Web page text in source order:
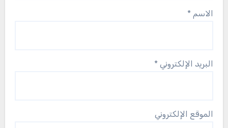
الاسم *
البريد الإلكتروني *
الموقع الإلكتروني